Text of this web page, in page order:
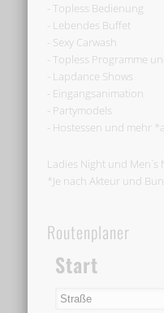
- Topless Bedienung
- Lebendes Buffet
- Sexy Carwash
- Topless Programme
- Lapdance Shows
- Eingangsanimation
- Partymodels
- Hostessen und mehr
Ladies Night und
*Je nach Akteur und
Routenplaner
Start